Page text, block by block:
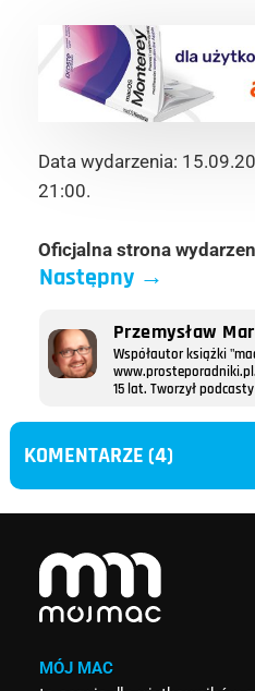
Data wydarzenia:
21:00.
Oficjalna strona
Następny→
Przemysław
Współautor książki
15 lat. Tworzył
KOMENTARZE (4)
MÓJ MAC